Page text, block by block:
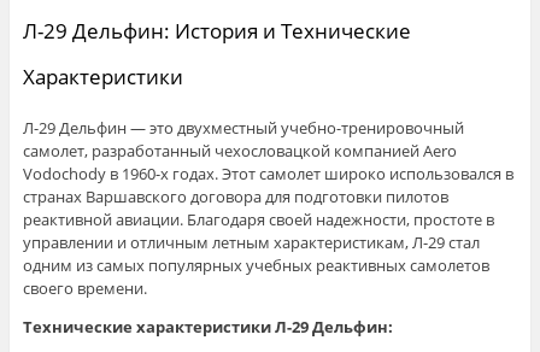
Л-29 Дельфин: История и Технические
Характеристики
Л-29 Дельфин — это двухместный учебно-тренировочный
самолет, разработанный чехословацкой компанией Aero
Vodochody в 1960-х годах. Этот самолет широко использовался в
странах Варшавского договора для подготовки пилотов
реактивной авиации. Благодаря своей надежности, простоте в
управлении и отличным летным характеристикам, Л-29 стал
одним из самых популярных учебных реактивных самолетов
своего времени.
Технические характеристики Л-29 Дельфин: